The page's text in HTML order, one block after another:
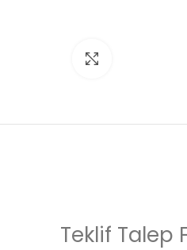
Teklif Talep